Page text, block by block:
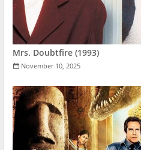
Mrs. Doubtfire (1993)
November 10, 2025